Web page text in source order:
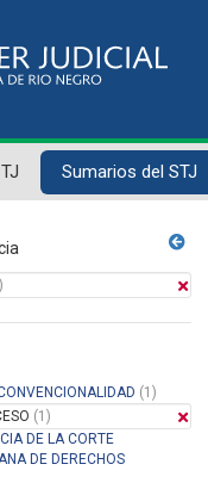
Sumarios del STJ
(1)
(1)
DE LA CORTE
DE DERECHOS